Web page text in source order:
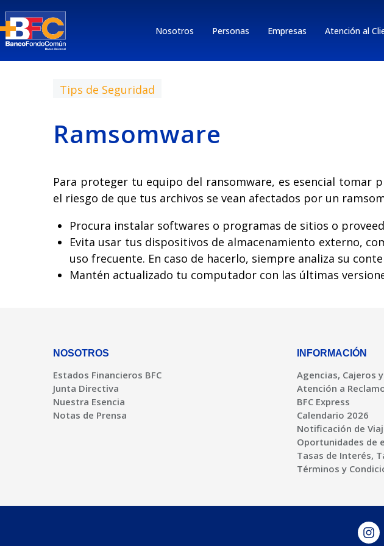
Nosotros Personas Empresas Atención al
Tips de Seguridad
Ramsomware
Para proteger tu equipo del ransomware, es esencial tomar
el riesgo de que tus archivos se vean afectados por un
Procura instalar softwares o programas de sitios o
Evita usar tus dispositivos de almacenamiento externo,
uso frecuente. En caso de hacerlo, siempre analiza su
Mantén actualizado tu computador con las últimas
NOSOTROS
Estados Financieros BFC
Junta Directiva
Nuestra Esencia
Notas de Prensa
INFORMACIÓN
Agencias, Cajeros
Atención a
BFC Express
Calendario 2026
Notificación de
Oportunidades de
Tasas de Interés,
Términos y